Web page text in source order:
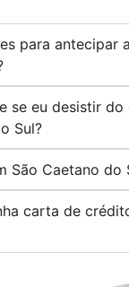
para antecipar a
se eu desistir
Sul?
São Caetano do
carta de